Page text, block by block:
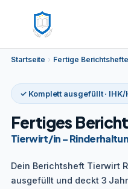
Startseite › Fertige Berichtshefte
✓ Komplett ausgefüllt ·
Fertiges
Tierwirt/in –
Dein Berichtsheft Tierwirt
ausgefüllt und deckt 3